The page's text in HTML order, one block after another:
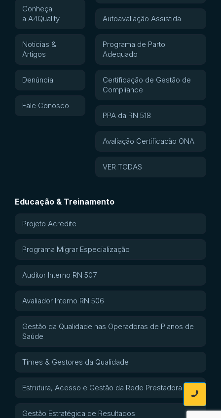
Conheça
a A4Quality
Noticias &
Artigos
Denúncia
Fale Conosco
Autoavaliação Assistida
Programa de Parto
Adequado
Certificação de Gestão de
Compliance
PPA da RN 518
Avaliação Certificação ONA
VER TODAS
Educação & Treinamento
Projeto Acredite
Programa Migrar Especialização
Auditor Interno RN 507
Avaliador Interno RN 506
Gestão da Qualidade nas Operadoras de Planos de
Saúde
Times & Gestores da Qualidade
Estrutura, Acesso e Gestão da Rede Prestadora
Gestão Estratégica de Resultados